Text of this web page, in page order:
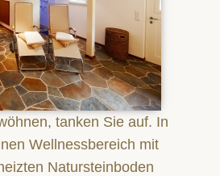
tanken Sie auf. In
Wellnessbereich mit
Natursteinboden